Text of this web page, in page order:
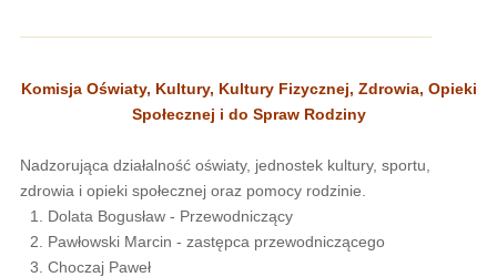
Komisja Oświaty, Kultury, Kultury Fizycznej, Zdrowia, Opieki
Społecznej i do Spraw Rodziny
Nadzorująca działalność oświaty, jednostek kultury, sportu,
zdrowia i opieki społecznej oraz pomocy rodzinie.
Dolata Bogusław - Przewodniczący
Pawłowski Marcin - zastępca przewodniczącego
Choczaj Paweł